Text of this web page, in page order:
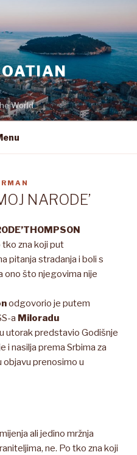
World
NARODE’
’THOMPSON
tko zna koji put
pitanja stradanja i boli s
ono što njegovima nije
odgovorio je putem
a Miloradu
utorak predstavio Godišnje
i nasilja prema Srbima za
objavu prenosimo u
ali jedino mržnja
ne. Po tko zna koji